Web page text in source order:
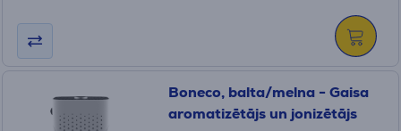
Boneco, balta/melna - Gaisa
aromatizētājs un jonizētājs